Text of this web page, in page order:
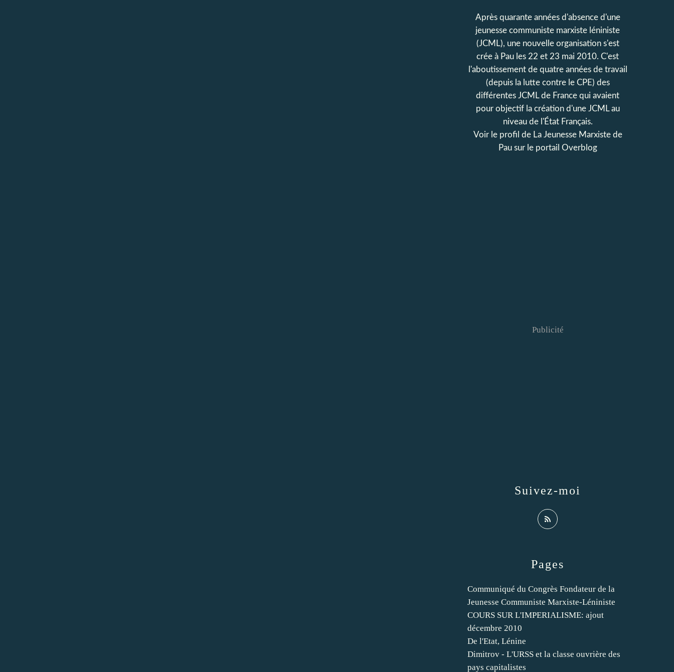
Pages
Communiqué du Congrès Fondateur de la
Jeunesse Communiste Marxiste-Léniniste
COURS SUR L'IMPERIALISME: ajout
décembre 2010
De l'Etat, Lénine
Dimitrov - L'URSS et la classe ouvrière des
pays capitalistes
Après quarante années d'absence d'une
jeunesse communiste marxiste léniniste
(JCML), une nouvelle organisation s'est
crée à Pau les 22 et 23 mai 2010. C'est
l'aboutissement de quatre années de travail
(depuis la lutte contre le CPE) des
différentes JCML de France qui avaient
pour objectif la création d'une JCML au
niveau de l'État Français.
Voir le profil de La Jeunesse Marxiste de
Pausur le portail Overblog
Suivez-moi
Publicité